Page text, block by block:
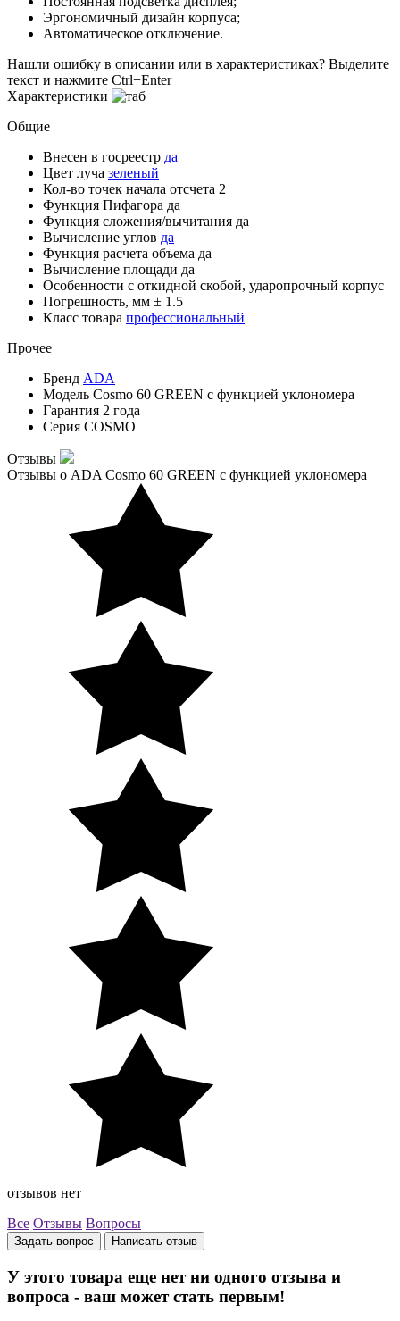
Эргономичный дизайн корпуса;
Автоматическое отключение.
Нашли ошибку в описании или в характеристиках? Выделите
текст и нажмите Ctrl+Enter
Характеристики
Общие
Внесен в госреестр да
Цвет луча зеленый
Кол-во точек начала отсчета 2
Функция Пифагора да
Функция сложения/вычитания да
Вычисление углов да
Функция расчета объема да
Вычисление площади да
Особенности с откидной скобой, ударопрочный корпус
Погрешность, мм ± 1.5
Класс товара профессиональный
Прочее
Бренд ADA
Модель Cosmo 60 GREEN с функцией уклономера
Гарантия 2 года
Серия COSMO
Отзывы
Отзывы о ADA Cosmo 60 GREEN с функцией уклономера
отзывов нет
Все Отзывы Вопросы
Задать вопрос Написать отзыв
У этого товара еще нет ни одного отзыва и
вопроса - ваш может стать первым!